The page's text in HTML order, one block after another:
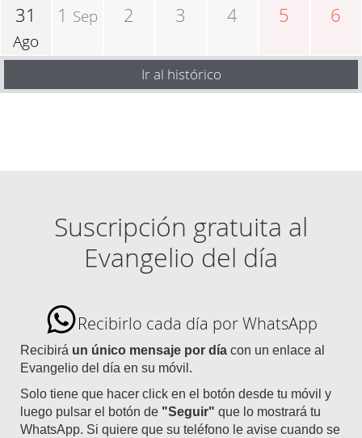
31
Ago
1 Sep 2 3 4 5 6
Ir al histórico
Suscripción gratuita al
Evangelio del día
Recibirlo cada día por WhatsApp
Recibirá un único mensaje por día con un enlace al
Evangelio del día en su móvil.
Solo tiene que hacer click en el botón desde tu móvil y
luego pulsar el botón de "Seguir" que lo mostrará tu
WhatsApp. Si quiere que su teléfono le avise cuando se